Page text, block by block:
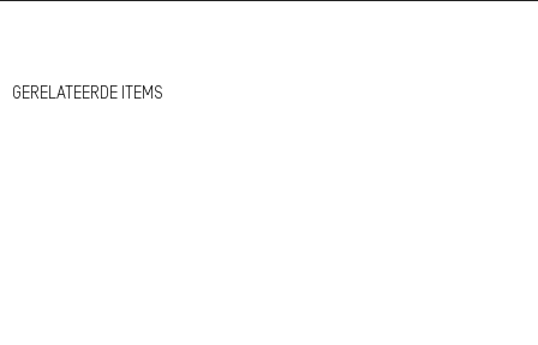
GERELATEERDE ITEMS